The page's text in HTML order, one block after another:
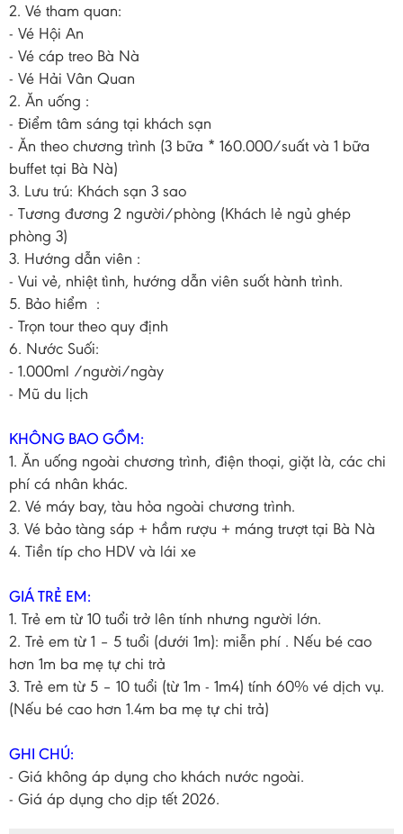
2. Vé tham quan:
- Vé Hội An
- Vé cáp treo Bà Nà
- Vé Hải Vân Quan
2. Ăn uống :
- Điểm tâm sáng tại khách sạn
- Ăn theo chương trình (3 bữa * 160.000/suất và 1 bữa
buffet tại Bà Nà)
3. Lưu trú: Khách sạn 3 sao
- Tương đương 2 người/phòng (Khách lẻ ngủ ghép
phòng 3)
3. Hướng dẫn viên :
- Vui vẻ, nhiệt tình, hướng dẫn viên suốt hành trình.
5. Bảo hiểm :
- Trọn tour theo quy định
6. Nước Suối:
- 1.000ml /người/ngày
- Mũ du lịch
KHÔNG BAO GỒM:
1. Ăn uống ngoài chương trình, điện thoại, giặt là, các chi
phí cá nhân khác.
2. Vé máy bay, tàu hỏa ngoài chương trình.
3. Vé bảo tàng sáp + hầm rượu + máng trượt tại Bà Nà
4. Tiền típ cho HDV và lái xe
GIÁ TRẺ EM:
1. Trẻ em từ 10 tuổi trở lên tính nhưng người lớn.
2. Trẻ em từ 1 – 5 tuổi (dưới 1m): miễn phí . Nếu bé cao
hơn 1m ba mẹ tự chi trả
3. Trẻ em từ 5 – 10 tuổi (từ 1m - 1m4) tính 60% vé dịch vụ.
(Nếu bé cao hơn 1.4m ba mẹ tự chi trả)
GHI CHÚ:
- Giá không áp dụng cho khách nước ngoài.
- Giá áp dụng cho dịp tết 2026.